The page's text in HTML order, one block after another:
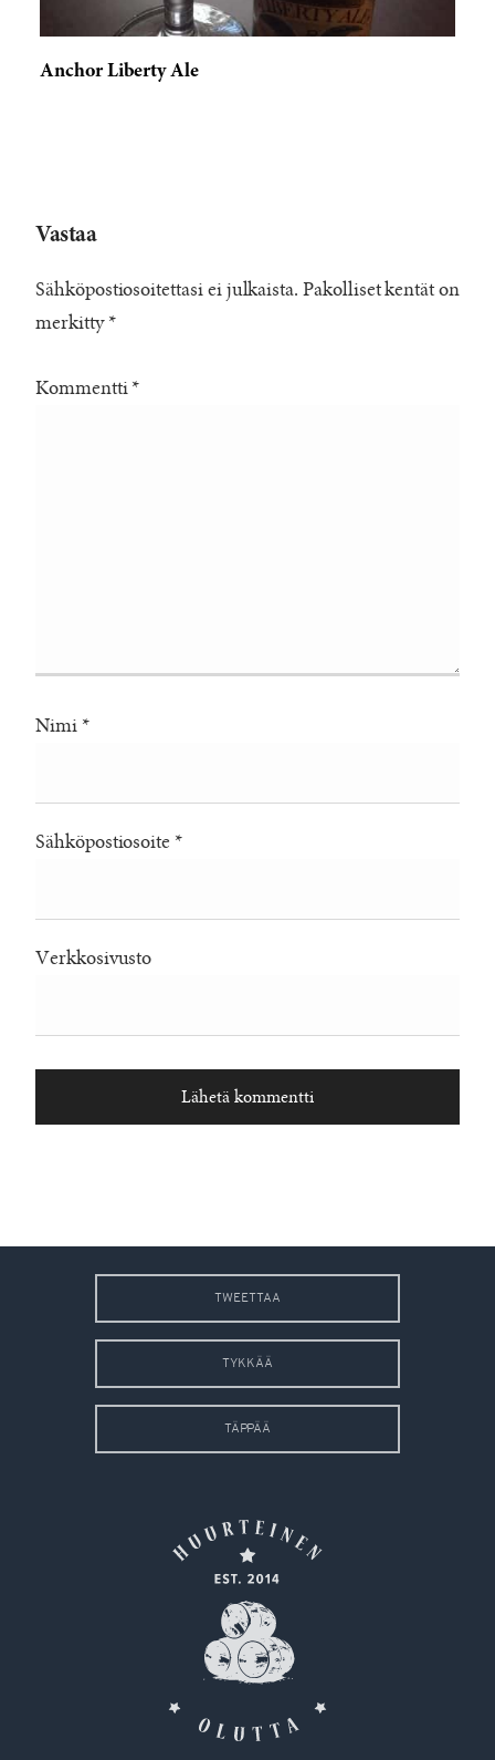
Anchor Liberty Ale
Vastaa
Sähköpostiosoitettasi ei julkaista. Pakolliset kentät on
merkitty *
Kommentti *
Nimi *
Sähköpostiosoite *
Verkkosivusto
TWEETTAA
TYKKÄÄ
TÄPPÄÄ